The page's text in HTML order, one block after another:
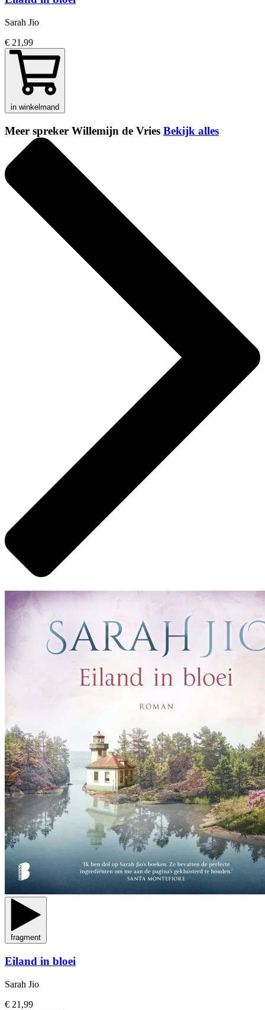
Sarah Jio
€ 21,99
in winkelmand
Meer spreker Willemijn de Vries Bekijk alles
fragment
Eiland in bloei
Sarah Jio
€ 21,99